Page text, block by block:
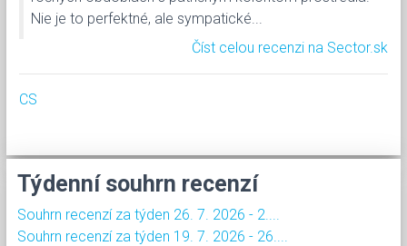
Nie je to perfektné, ale sympatické...
Číst celou recenzi na Sector.sk
CS
Týdenní souhrn recenzí
Souhrn recenzí za týden 26. 7. 2026 - 2....
Souhrn recenzí za týden 19. 7. 2026 - 26....